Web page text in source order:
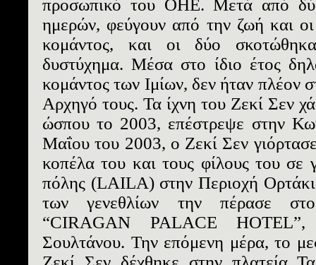
προσωπικό του ΟΗΕ. Μετά από
ημερών, φεύγουν από την ζωή και οι
κομάντος, και οι δύο
δυστύχημα. Μέσα στο ίδιο έτος
κομάντος των Ιμίων, δεν ήταν πλέον
Αρχηγό τους. Τα ίχνη του Ζεκί Σεν
ώσπου το 2003, επέστρεψε στην
Μαΐου του 2003, ο Ζεκί Σεν
κοπέλα του και τους φίλους του
πόλης (LAILA) στην Περιοχή
των γενεθλίων την πέρασε στο
“CIRAGAN PALACE
Σουλτάνου. Την επόμενη μέρα, το